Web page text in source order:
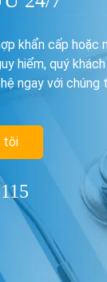
khẩn cấp hoặc
hiểm, quý
ngay với chúng
tôi